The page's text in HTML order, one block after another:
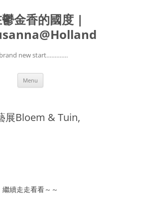
金香的國度 |
new start………….
Menu
展Bloem & Tuin,
繼續走走看看～～